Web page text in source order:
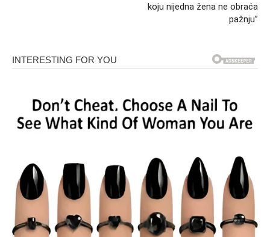
Sada, dok mirno leži u bolničkoj sobi, Amil ne razmišlja o
reflektorima i nagradama. Gleda u plafon, osluškuje tišinu
i kaže da
ideje dolaze same
. Njegova strast prema muzici
nije nestala, iako se njegovo tijelo suočava s izazovima.
koju nijedna žena ne obraća
pažnju”